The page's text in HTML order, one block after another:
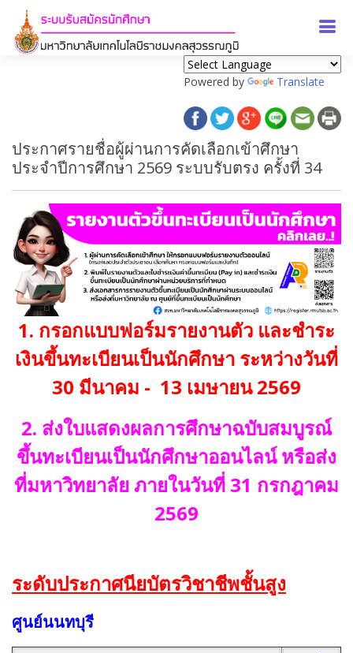
Powered by Translate
ประกาศรายชื่อผู้ผ่านการคัดเลือกเข้าศึกษา
ประจำปีการศึกษา 2569 ระบบรับตรง ครั้งที่ 34
1. กรอกแบบฟอร์มรายงานตัว และชำระ
เงินขึ้นทะเบียนเป็นนักศึกษา ระหว่างวันที่
30 มีนาคม - 13 เมษายน 2569
2. ส่งใบแสดงผลการศึกษาฉบับสมบูรณ์
ขึ้นทะเบียนเป็นนักศึกษาออนไลน์ หรือส่ง
ที่มหาวิทยาลัย ภายในวันที่ 31 กรกฎาคม
2569
ระดับประกาศนียบัตรวิชาชีพชั้นสูง
ศูนย์นนทบุรี